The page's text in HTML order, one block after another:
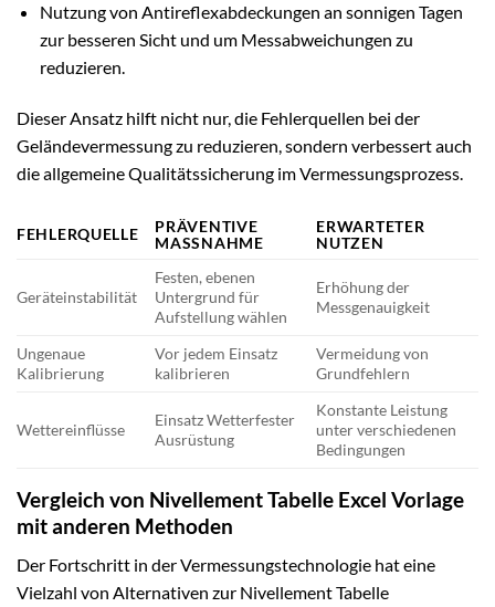
Nutzung von Antireflexabdeckungen an sonnigen Tagen
zur besseren Sicht und um Messabweichungen zu
reduzieren.
Dieser Ansatz hilft nicht nur, die Fehlerquellen bei der
Geländevermessung zu reduzieren, sondern verbessert auch
die allgemeine Qualitätssicherung im Vermessungsprozess.
FEHLERQUELLE
PRÄVENTIVE
MASSNAHME
ERWARTETER
NUTZEN
Geräteinstabilität
Festen, ebenen
Untergrund für
Aufstellung wählen
Erhöhung der
Messgenauigkeit
Ungenaue
Kalibrierung
Vor jedem Einsatz
kalibrieren
Vermeidung von
Grundfehlern
Wettereinflüsse
Einsatz Wetterfester
Ausrüstung
Konstante Leistung
unter verschiedenen
Bedingungen
Vergleich von Nivellement Tabelle Excel Vorlage
mit anderen Methoden
Der Fortschritt in der Vermessungstechnologie hat eine
Vielzahl von Alternativen zur Nivellement Tabelle